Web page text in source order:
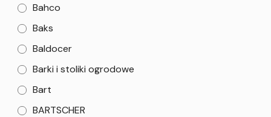
Bahco
Baks
Baldocer
Barki i stoliki ogrodowe
Bart
BARTSCHER